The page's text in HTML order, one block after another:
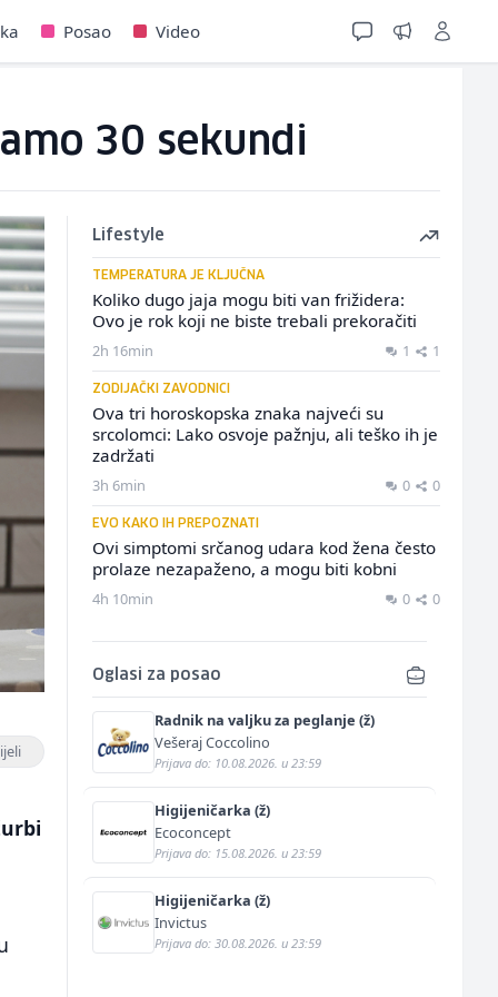
Posao Video
30 sekundi
Lifestyle
TEMPERATURA JE KLJUČNA
Koliko dugo jaja mogu biti van frižidera:
Ovo je rok koji ne biste trebali prekoračiti
2h 16min 1 1
ZODIJAČKI ZAVODNICI
Ova tri horoskopska znaka najveći su
srcolomci: Lako osvoje pažnju, ali teško ih je
zadržati
3h 6min 0 0
EVO KAKO IH PREPOZNATI
Ovi simptomi srčanog udara kod žena često
prolaze nezapaženo, a mogu biti kobni
4h 10min 0 0
Oglasi za posao
Radnik na valjku za peglanje (ž)
Vešeraj Coccolino
Prijava do: 10.08.2026. u 23:59
Higijeničarka (ž)
Ecoconcept
Prijava do: 15.08.2026. u 23:59
Higijeničarka (ž)
Invictus
Prijava do: 30.08.2026. u 23:59